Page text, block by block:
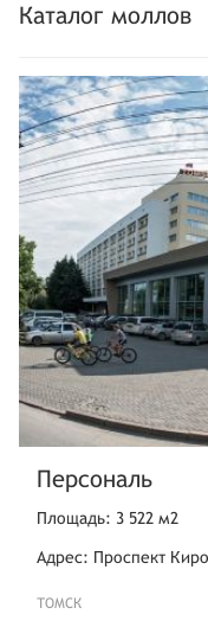
Каталог моллов
Персональ
Площадь: 3 522 м2
Адрес: Проспект
ТОМСК